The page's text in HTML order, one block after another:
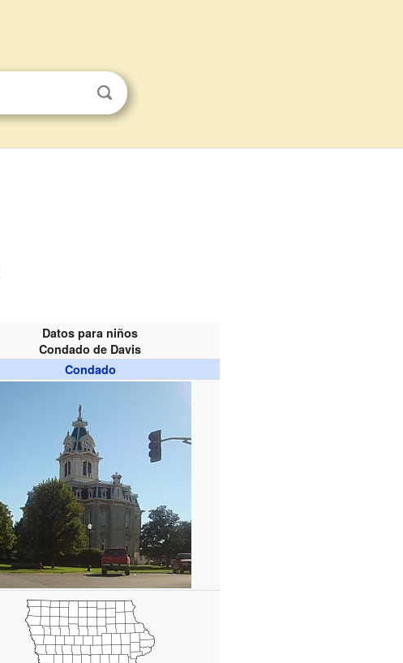
Datos para niños
Condado de Davis
Condado